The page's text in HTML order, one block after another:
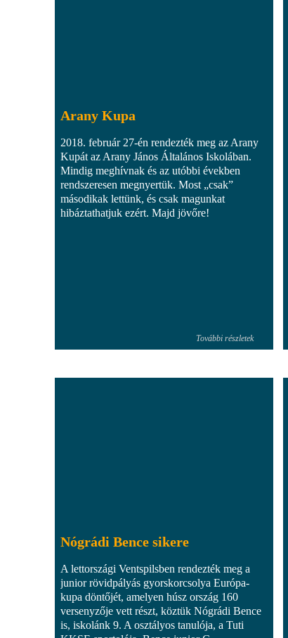
Arany Kupa
2018. február 27-én rendezték meg az Arany
Kupát az Arany János Általános Iskolában.
Mindig meghívnak és az utóbbi években
rendszeresen megnyertük. Most „csak”
másodikak lettünk, és csak magunkat
hibáztathatjuk ezért. Majd jövőre!
További részletek
Nógrádi Bence sikere
A lettországi Ventspilsben rendezték meg a
junior rövidpályás gyorskorcsolya Európa-
kupa döntőjét, amelyen húsz ország 160
versenyzője vett részt, köztük Nógrádi Bence
is, iskolánk 9. A osztályos tanulója, a Tuti